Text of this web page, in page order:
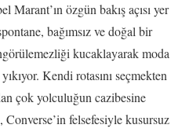
Marant’ın özgün bakış açısı yer
bağımsız ve doğal bir
kucaklayarak moda
Kendi rotasını seçmekten
çok yolculuğun cazibesine
Converse’in felsefesiyle kusursuz